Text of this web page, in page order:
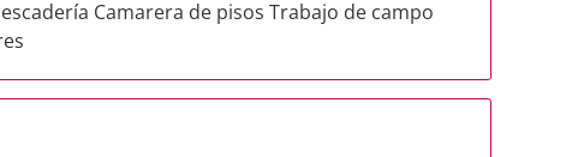
Camarera de pisos Trabajo de campo